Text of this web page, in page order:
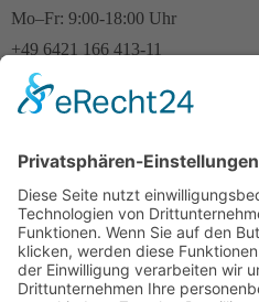
Mo–Fr: 9:00-18:00 Uhr
+49 6421 166 413-11
Diese E-Mail-Adresse ist vor
muss JavaScript eingeschaltet sein.
Bewerte uns bei Google
Rezensionen bei Google lesen
Konzeption: Cleverworx
Impressum
Datenschutzerklärung